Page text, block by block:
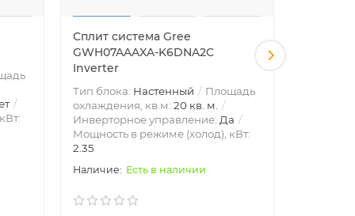
Сплит система Gree
GWH07AAAXA-K6DNA2C
Inverter
Тип блока: Настенный
Площадь
охлаждения, кв.м: 20 кв. м.
Инверторное управление: Да
Мощность в режиме (холод), кВт:
2.35
Есть в наличии